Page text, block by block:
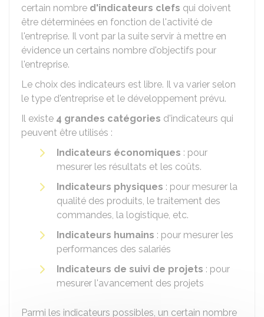
certain nombre d'indicateurs clefs qui doivent
être déterminées en fonction de l'activité de
l'entreprise. Il vont par la suite servir à mettre en
évidence un certains nombre d'objectifs pour
l'entreprise.
Le choix des indicateurs est libre. Il va varier selon
le type d'entreprise et le développement prévu.
Il existe 4 grandes catégories d'indicateurs qui
peuvent être utilisés :
Indicateurs économiques : pour
mesurer les résultats et les coûts.
Indicateurs physiques : pour mesurer la
qualité des produits, le traitement des
commandes, la logistique, etc.
Indicateurs humains : pour mesurer les
performances des salariés
Indicateurs de suivi de projets : pour
mesurer l'avancement des projets
Parmi les indicateurs possibles, un certain nombre